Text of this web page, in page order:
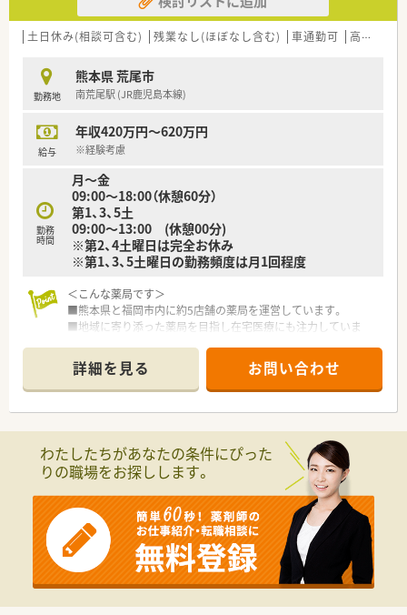
【法人特徴について】
■熊本県荒尾市内に4店舗を展開しており68年の歴史を持つ地
■有給休暇の消化率は80％と高く社員がプライベートも大切に
できる環境を整えています。
■社員間の風通しが良く人間関係が良好であることが企業の大
土日休み(相談可含む) 残業なし(ほぼなし含む) 車通勤可 高給与(600万円以上)
勤務地
熊本県 荒尾市
南荒尾駅 (JR鹿児島本線)
給与
年収420万円～620万円
※経験考慮
勤務
時間
月～金
09:00～18:00（休憩60分）
第1、3、5土
09:00～13:00 (休憩00分)
※第2、4土曜日は完全お休み
※第1、3、5土曜日の勤務頻度は月1回程度
＜こんな薬局です＞
■熊本県と福岡市内に約5店舗の薬局を運営しています。
■地域に寄り添った薬局を目指し在宅医療にも注力していま
■全店舗合同で月2回程勉強会を行っており、スキルアップでき
る環境を整てています。
＜こんな店舗です＞
■無菌調剤室を完備しており高カロリー輸液や麻薬を中心に注
射薬全般を調製しています。
■薬剤師として幅広い業務に携わる事ができスキルアップ可能
■在宅は施設・個人宅合わせて100名程を対応しています。
＜プライベート充実できます＞
■土曜日の勤務は月1回程度なので、ほぼ土日祝休みです。
■残業は月5時間以内とメリハリつけて勤務可能です。
■近隣に店舗がありヘルプ体制整っています。有休取得もしや
すい環境です。
詳細を見る お問い合わせ
わたしたちがあなたの条件にぴった
りの職場をお探しします。